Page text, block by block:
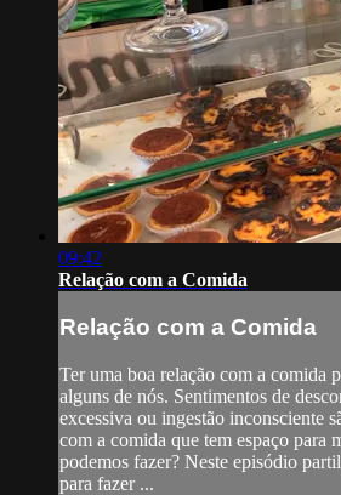
09:42
Relação com a Comida
Relação com a Comida
Ter uma boa relação com a comida
alguns de nós. Sentimentos de
excessiva ou ingestão inconsciente
com a comida que tem espaço para
podemos fazer? Neste episódio
para fazer ...